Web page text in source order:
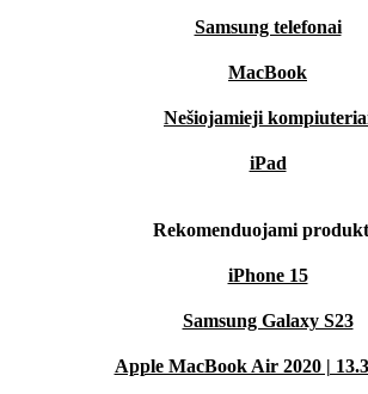
Samsung telefonai
MacBook
Nešiojamieji
iPad
Rekomenduojami
iPhone 15
Samsung Galaxy S23
Apple MacBook Air 2020 |